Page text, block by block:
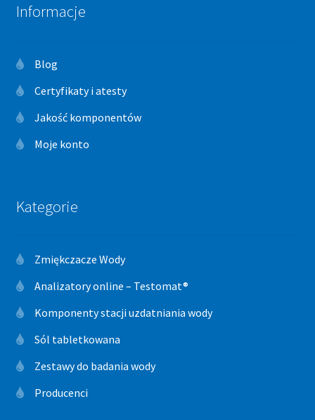
Informacje
Blog
Certyfikaty i atesty
Jakość komponentów
Moje konto
Kategorie
Zmiękczacze Wody
Analizatory online – Testomat®
Komponenty stacji uzdatniania wody
Sól tabletkowana
Zestawy do badania wody
Producenci